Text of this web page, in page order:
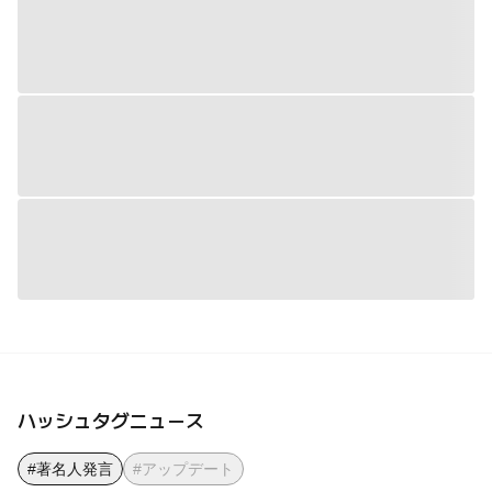
ハッシュタグニュース
#著名人発言 #アップデート